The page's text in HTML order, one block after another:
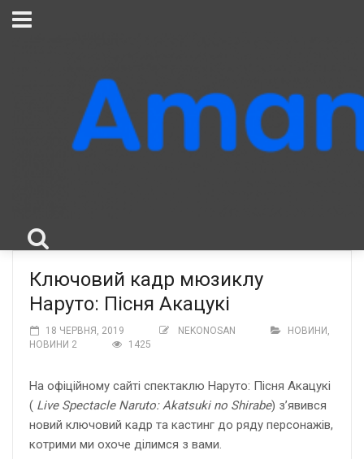
Ключовий кадр мюзиклу
Наруто: Пісня Акацукі
18 ЧЕРВНЯ, 2019 NEKONOSAN НОВИНИ ,
НОВИНИ 2
1425
На офіційному сайті спектаклю Наруто: Пісня Акацукі
( Live Spectacle Naruto: Akatsuki no Shirabe) з’явився
новий ключовий кадр та кастинг до ряду персонажів,
котрими ми охоче ділимся з вами.